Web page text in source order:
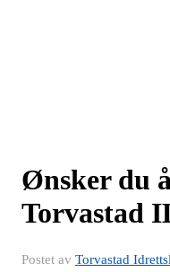
Ønsker du
Torvastad
Postet av Torvastad